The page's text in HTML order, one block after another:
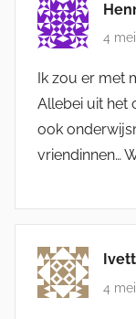
4
Ik zou er met
Allebei uit het
ook
vriendinnen…
4 mei